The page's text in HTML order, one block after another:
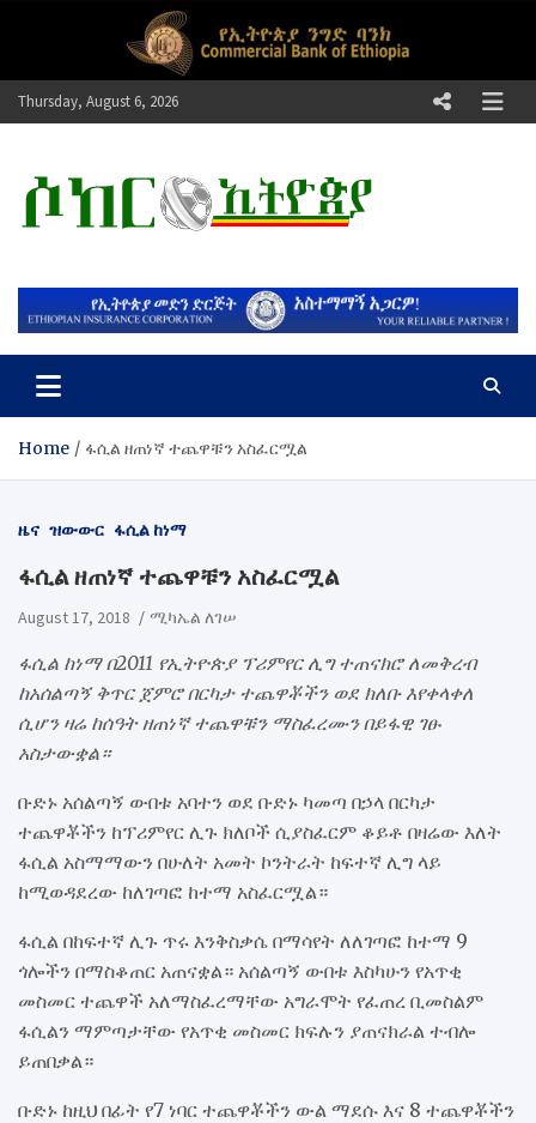
Thursday, August 6, 2026
ሶከር ኢትዮጵያ
Home ፋሲል ዘጠነኛ ተጨዋቹን አስፈርሟል
ዜና ዝውውር ፋሲል ከነማ
ፋሲል ዘጠነኛ ተጨዋቹን አስፈርሟል
August 17, 2018 ሚካኤል ለገሠ
ፋሲል ከነማ በ2011 የኢትዮጵያ ፕሪምየር ሊግ ተጠናክሮ ለመቅረብ
ከአሰልጣኝ ቅጥር ጀምሮ በርካታ ተጨዋቾችን ወደ ክለቡ እየቀላቀለ
ሲሆን ዛሬ ከሰዓት ዘጠነኛ ተጨዋቹን ማስፈረሙን በይፋዊ ገፁ
አስታውቋል።
ቡድኑ አሰልጣኝ ውበቱ አባተን ወደ ቡድኑ ካመጣ በኃላ በርካታ
ተጨዋቾችን ከፕሪምየር ሊጉ ክለቦች ሲያስፈርም ቆይቶ በዛሬው እለት
ፋሲል አስማማውን በሁለት አመት ኮንትራት ከፍተኛ ሊግ ላይ
ከሚወዳደረው ከለገጣፎ ከተማ አስፈርሟል።
ፋሲል በከፍተኛ ሊጉ ጥሩ እንቅስቃሴ በማሳየት ለለገጣፎ ከተማ 9
ጎሎችን በማስቆጠር አጠናቋል። አሰልጣኝ ውበቱ እስካሁን የአጥቂ
መስመር ተጨዋች አለማስፈረማቸው አግራሞት የፈጠረ ቢመስልም
ፋሲልን ማምጣታቸው የአጥቂ መስመር ክፍሉን ያጠናክራል ተብሎ
ይጠበቃል።
ቡድኑ ከዚህ በፊት የ7 ነባር ተጨዋቾችን ውል ማደሱ እና 8 ተጨዋቾችን